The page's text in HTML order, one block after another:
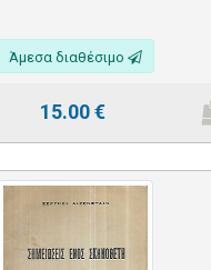
Άμεσα διαθέσιμο
15.00€